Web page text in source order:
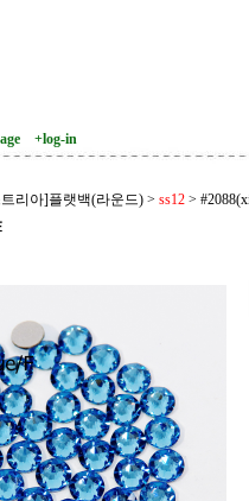
+log-in
리아]플랫백(라운드) > ss12 >